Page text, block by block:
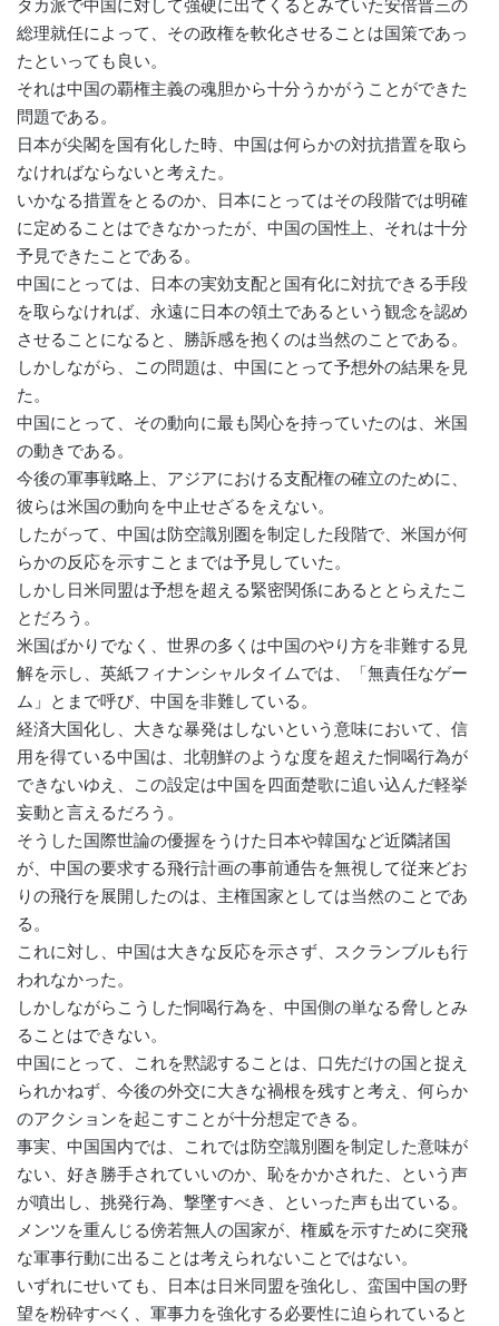
タカ派で中国に対して強硬に出てくるとみていた安倍晋三の
総理就任によって、その政権を軟化させることは国策であっ
たといっても良い。
それは中国の覇権主義の魂胆から十分うかがうことができた
問題である。
日本が尖閣を国有化した時、中国は何らかの対抗措置を取ら
なければならないと考えた。
いかなる措置をとるのか、日本にとってはその段階では明確
に定めることはできなかったが、中国の国性上、それは十分
予見できたことである。
中国にとっては、日本の実効支配と国有化に対抗できる手段
を取らなければ、永遠に日本の領土であるという観念を認め
させることになると、勝訴感を抱くのは当然のことである。
しかしながら、この問題は、中国にとって予想外の結果を見
た。
中国にとって、その動向に最も関心を持っていたのは、米国
の動きである。
今後の軍事戦略上、アジアにおける支配権の確立のために、
彼らは米国の動向を中止せざるをえない。
したがって、中国は防空識別圏を制定した段階で、米国が何
らかの反応を示すことまでは予見していた。
しかし日米同盟は予想を超える緊密関係にあるととらえたこ
とだろう。
米国ばかりでなく、世界の多くは中国のやり方を非難する見
解を示し、英紙フィナンシャルタイムでは、「無責任なゲー
ム」とまで呼び、中国を非難している。
経済大国化し、大きな暴発はしないという意味において、信
用を得ている中国は、北朝鮮のような度を超えた恫喝行為が
できないゆえ、この設定は中国を四面楚歌に追い込んだ軽挙
妄動と言えるだろう。
そうした国際世論の優握をうけた日本や韓国など近隣諸国
が、中国の要求する飛行計画の事前通告を無視して従来どお
りの飛行を展開したのは、主権国家としては当然のことであ
る。
これに対し、中国は大きな反応を示さず、スクランブルも行
われなかった。
しかしながらこうした恫喝行為を、中国側の単なる脅しとみ
ることはできない。
中国にとって、これを黙認することは、口先だけの国と捉え
られかねず、今後の外交に大きな禍根を残すと考え、何らか
のアクションを起こすことが十分想定できる。
事実、中国国内では、これでは防空識別圏を制定した意味が
ない、好き勝手されていいのか、恥をかかされた、という声
が噴出し、挑発行為、撃墜すべき、といった声も出ている。
メンツを重んじる傍若無人の国家が、権威を示すために突飛
な軍事行動に出ることは考えられないことではない。
いずれにせいても、日本は日米同盟を強化し、蛮国中国の野
望を粉砕すべく、軍事力を強化する必要性に迫られていると